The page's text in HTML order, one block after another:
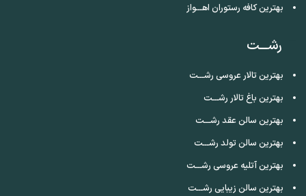
بهترین کافه رستوران اهـــواز
رشـــت
بهترین تالار عروسی رشـــت
بهترین باغ تالار رشـــت
بهترین سالن عقد رشـــت
بهترین سالن تولد رشـــت
بهترین آتلیه عروسی رشـــت
بهترین سالن زیبایی رشـــت